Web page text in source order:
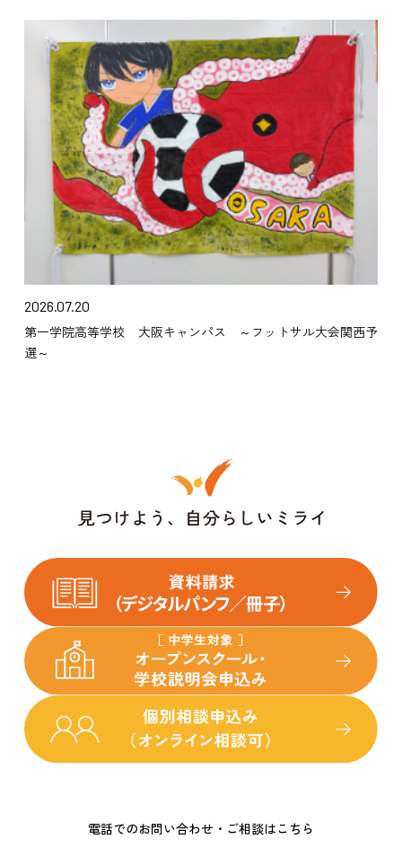
2026.07.20
第一学院高等学校 大阪キャンパス ～フットサル大会関西予
選～
電話でのお問い合わせ・ご相談はこちら